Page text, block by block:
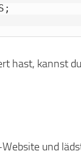
hast, kannst
und